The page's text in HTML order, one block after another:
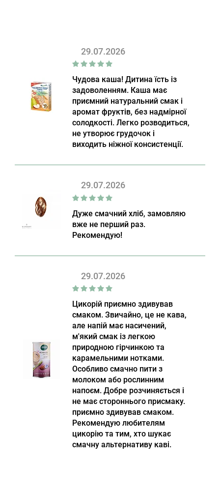
29.07.2026
Чудова каша! Дитина їсть із
задоволенням. Каша має
приємний натуральний смак і
аромат фруктів, без надмірної
солодкості. Легко розводиться,
не утворює грудочок і
виходить ніжної консистенції.
29.07.2026
Дуже смачний хліб, замовляю
вже не перший раз.
Рекомендую!
29.07.2026
Цикорій приємно здивував
смаком. Звичайно, це не кава,
але напій має насичений,
м'який смак із легкою
природною гірчинкою та
карамельними нотками.
Особливо смачно пити з
молоком або рослинним
напоєм. Добре розчиняється і
не має стороннього присмаку.
приємно здивував смаком.
Рекомендую любителям
цикорію та тим, хто шукає
смачну альтернативу каві.